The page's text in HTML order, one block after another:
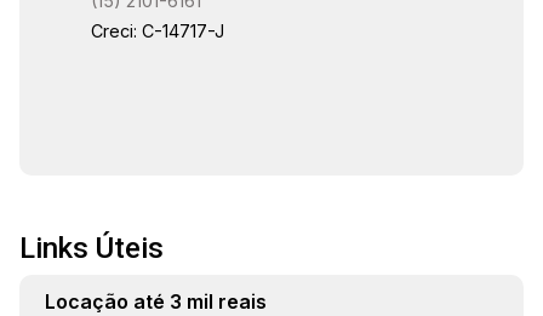
Creci: C-14717-J
Links Úteis
Locação até 3 mil reais